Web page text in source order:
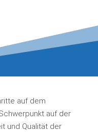
auf dem
auf der
und Qualität der